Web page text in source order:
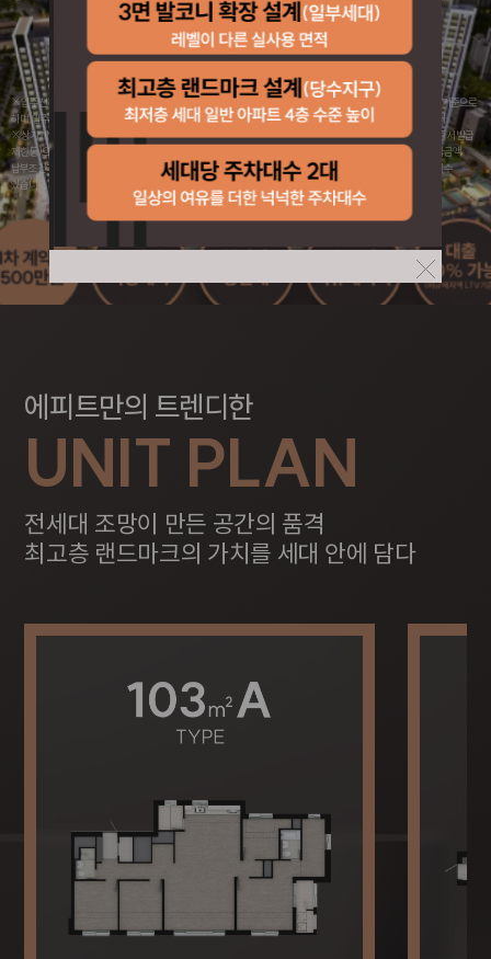
※ 입주전까지 계약금 5% 문구의 계약금 5%는 발코니, 유상옵션, 인지세 등 기타비용을 제외한 아파트 분양대금을 기준으로
하며, 입주시에는 중도금 상환 및 중도금 이자, 잔금 및 취등록세, 기타 제세공과금 등을 납부하셔야 입주가 가능합니다.
※ 상기 계약금 5%와 별개로 중도금대출 및 잔금대출은 정부의 정책 및 개인사정(신용불량, 대출한도 초과, 각종 보증서 발급
제한 등)으로 대출한도 축소 및 불가 등 대출 거절이 발생할 경우 사업주체의 대출알선 여부와 무관하게 계약자는 공급금액
납부조건에 따라 중도금(잔금)을 현금으로 직접 납부하여야 하며, 해당 중도금(잔금)이 연체될 경우 연체료가 부과될 수
있습니다. 자세한 내용은 입주자모집공고를 참고하시기 바랍니다.
에피트만의 트렌디한
UNIT PLAN
전세대 조망이 만든 공간의 품격
최고층 랜드마크의 가치를 세대 안에 담다